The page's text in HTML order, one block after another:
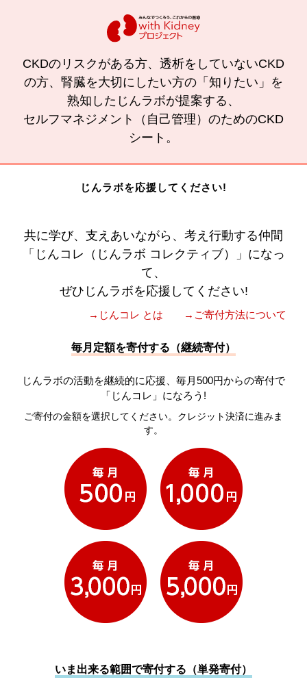
CKDのリスクがある方、透析をしていないCKD
の方、腎臓を大切にしたい方の「知りたい」を
熟知したじんラボが提案する、
セルフマネジメント（自己管理）のためのCKD
シート。
じんラボを応援してください!
共に学び、支えあいながら、考え行動する仲間
「じんコレ（じんラボ コレクティブ）」になっ
て、
ぜひじんラボを応援してください!
→じんコレ とは →ご寄付方法について
毎月定額を寄付する（継続寄付）
じんラボの活動を継続的に応援、毎月500円からの寄付で
「じんコレ」になろう!
ご寄付の金額を選択してください。クレジット決済に進みま
す。
いま出来る範囲で寄付する（単発寄付）